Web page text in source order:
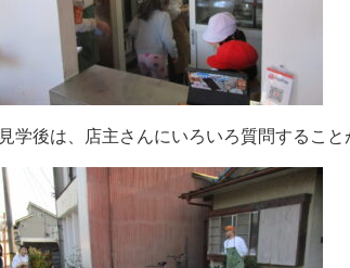
見学後は、店主さんにいろいろ質問すること